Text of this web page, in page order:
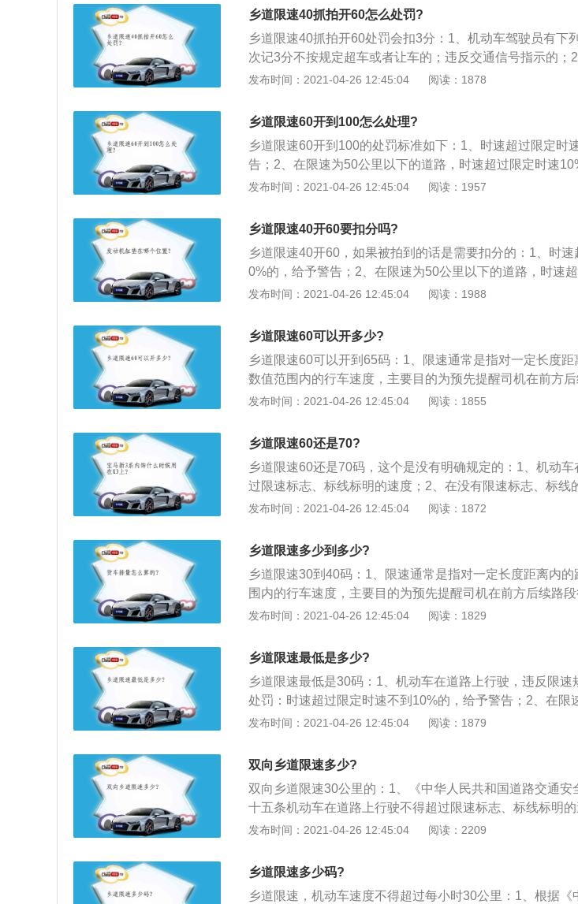
乡道限速40抓拍开60怎么处罚?
乡道限速40抓拍开60处罚会扣3分：1、机动车驾驶员有下
次记3分不按规定超车或者让车的；违反交通信号指示的；
塞，强行驶入的；驾驶未经检验或者检验不合格的车辆的；
向行驶的。
发布时间：2021-04-26 12:45:04 阅读：1878
乡道限速60开到100怎么处理?
乡道限速60开到100的处罚标准如下：1、时速超过限定时
告；2、在限速为50公里以下的道路，时速超过限定时速
处50元罚款；超过限定时速20%以上不到50%的，处100元
限速为50公里以上80公里以下的道路，时速超过限定时速
处100元罚款；超过限定时速20%以上不到50%的，处150
50%以上不到70%的，处500元罚款；超过限定时速70%的
发布时间：2021-04-26 12:45:04 阅读：1957
乡道限速40开60要扣分吗?
乡道限速40开60，如果被拍到的话是需要扣分的：1、时
0%的，给予警告；2、在限速为50公里以下的道路，时速
不到20%的，处50元罚款；超过限定时速20%以上不到50%
元罚款；3、在限速为50公里以上80公里以下的道路，时速
上不到20%的，处100元罚款；超过限定时速20%以上不到
款；超过限定时速50%以上不到70%的，处500元罚款；超
处1000元罚款；4、在限速为80公里以上100公里以下的道
速10%以上不到20%的，处150元罚款；超过限定时速20%
0%的，处1500元罚款；5、在限速为100公里以上的道路，
0%以上不到50%的，处200元罚款；超过限定时速50%以
元罚款；超过限定时速70%以上的，处2000元罚款。
发布时间：2021-04-26 12:45:04 阅读：1988
乡道限速60可以开多少?
乡道限速60可以开到65码：1、限速通常是指对一定长度
数值范围内的行车速度，主要目的为预先提醒司机在前方
制车速、防范超速危险。限速是公路运输安全中不可或缺、
各种机电设备及其人工操作等做必要的速度限制要求，以此
负荷运转或其它原因发生意外故障或事故。比如交通中的列
载限速、机械中的电梯限速等；3、限速、即限制速度，是
位根据某一路段的车道数量、车辆类型、路面等级、交通流
间距、坡度斜率、路肩宽度、中央护栏、道路设施、路段长
式提醒告知即将驶入该路段车辆的驾驶司机。
发布时间：2021-04-26 12:45:04 阅读：1855
乡道限速60还是70?
乡道限速60还是70码，这个是没有明确规定的：1、机动车
过限速标志、标线标明的速度；2、在没有限速标志、标线
得超过下列最高行驶速度：没有道路中心线的道路，城市道
公里，公路为每小时70公里。
发布时间：2021-04-26 12:45:04 阅读：1872
乡道限速多少到多少?
乡道限速30到40码：1、限速通常是指对一定长度距离内
围内的行车速度，主要目的为预先提醒司机在前方后续路
速、防范超速危险。限速是公路运输安全中不可或缺、也是
和实际路况（现实环境）；3、相关法规为《中华人民共和
法》，权威著作为《公路工程技术标准》，真实情况是全民
有待提高；实际限速以法律文件为绝对前提、以交通著作为
况为灵活处理。
发布时间：2021-04-26 12:45:04 阅读：1829
乡道限速最低是多少?
乡道限速最低是30码：1、机动车在道路上行驶，违反限速
处罚：时速超过限定时速不到10%的，给予警告；2、在限
路，时速超过限定时速10%以上不到20%的，处50元罚款；
款；超过限定时速70%的，处500元罚款；3、在限速为50
道路，时速超过限定时速10%以上不到20%的，处100元罚
0%以上不到50%的，处150元罚款；超过限定时速50%以
元罚款；超过限定时速70%的，处1000元罚款。
发布时间：2021-04-26 12:45:04 阅读：1879
双向乡道限速多少?
双向乡道限速30公里的：1、《中华人民共和国道路交通安
十五条机动车在道路上行驶不得超过限速标志、标线标明
志、标线的道路上，机动车不得超过下列最高行驶速度没有
道路，城市道路为每小时50公里，公路为每小时70公里；3
道路交通安全法实施条例》根据《中华人民共和国道路交通
发布时间：2021-04-26 12:45:04 阅读：2209
乡道限速多少码?
乡道限速，机动车速度不得超过每小时30公里：1、根据《